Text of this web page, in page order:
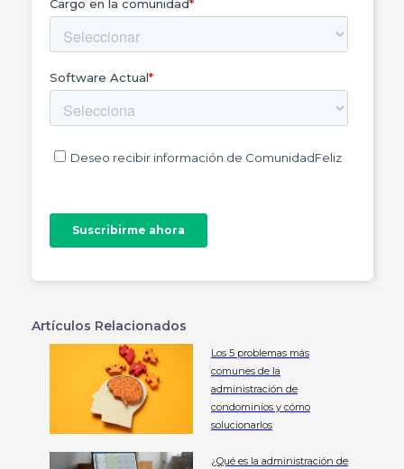
Artículos Relacionados
Los 5 problemas más
comunes de la
administración de
condominios y cómo
solucionarlos
¿Qué es la administración de